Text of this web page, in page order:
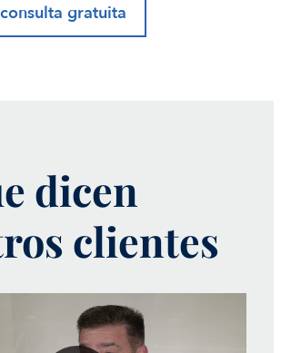
gratuita
dicen
clientes